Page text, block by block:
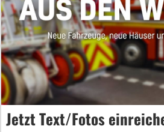
Jetzt Text/Fotos